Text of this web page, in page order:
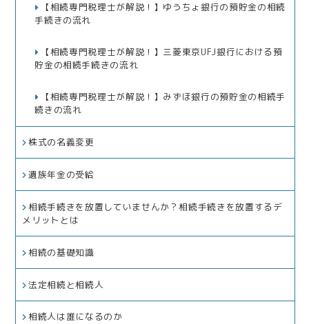
【相続専門税理士が解説！】ゆうちょ銀行の預貯金の相続
手続きの流れ
【相続専門税理士が解説！】三菱東京UFJ銀行における預
貯金の相続手続きの流れ
【相続専門税理士が解説！】みずほ銀行の預貯金の相続手
続きの流れ
株式の名義変更
遺族年金の受給
相続手続きを放置していませんか？相続手続きを放置するデ
メリットとは
相続の基礎知識
法定相続と相続人
相続人は誰になるのか